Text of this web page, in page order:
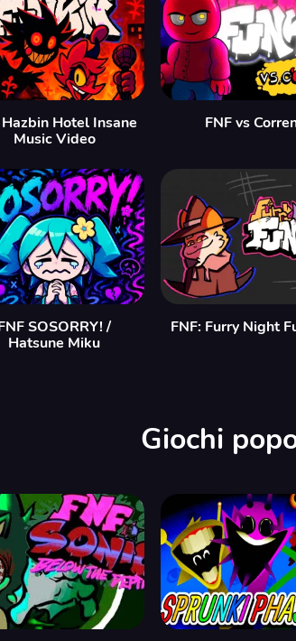
Hazbin Hotel Insane
Music Video
FNF vs
SOSORRY! /
Hatsune Miku
FNF: Furry Night
Giochi